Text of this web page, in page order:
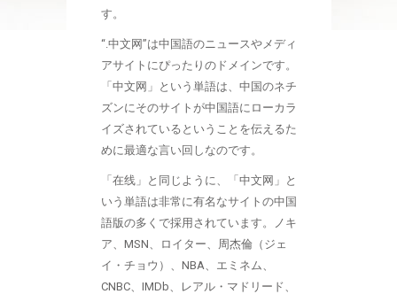
す。
“.中文网”は中国語のニュースやメディ
アサイトにぴったりのドメインです。
「中文网」という単語は、中国のネチ
ズンにそのサイトが中国語にローカラ
イズされているということを伝えるた
めに最適な言い回しなのです。
「在线」と同じように、「中文网」と
いう単語は非常に有名なサイトの中国
語版の多くで採用されています。ノキ
ア、MSN、ロイター、周杰倫（ジェ
イ・チョウ）、NBA、エミネム、
CNBC、IMDb、レアル・マドリード、